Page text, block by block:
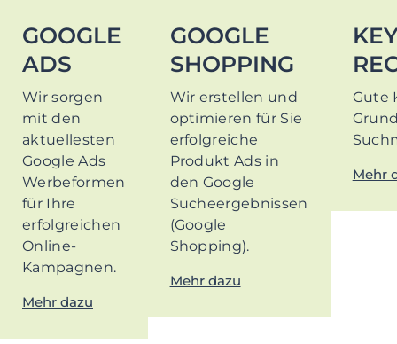
GOOGLE
ADS
Wir sorgen
mit den
aktuellesten
Google Ads
Werbeformen
für Ihre
erfolgreichen
Online-
Kampagnen.
Mehr dazu
GOOGLE
SHOPPING
Wir erstellen und
optimieren für Sie
erfolgreiche
Produkt Ads in
den Google
Sucheergebnissen
(Google
Shopping).
Mehr dazu
Gute
Mehr